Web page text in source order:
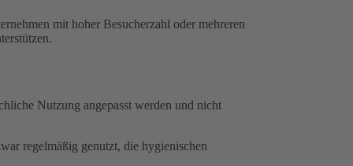
mit hoher Besucherzahl oder mehreren
Nutzung angepasst werden und nicht
regelmäßig genutzt, die hygienischen